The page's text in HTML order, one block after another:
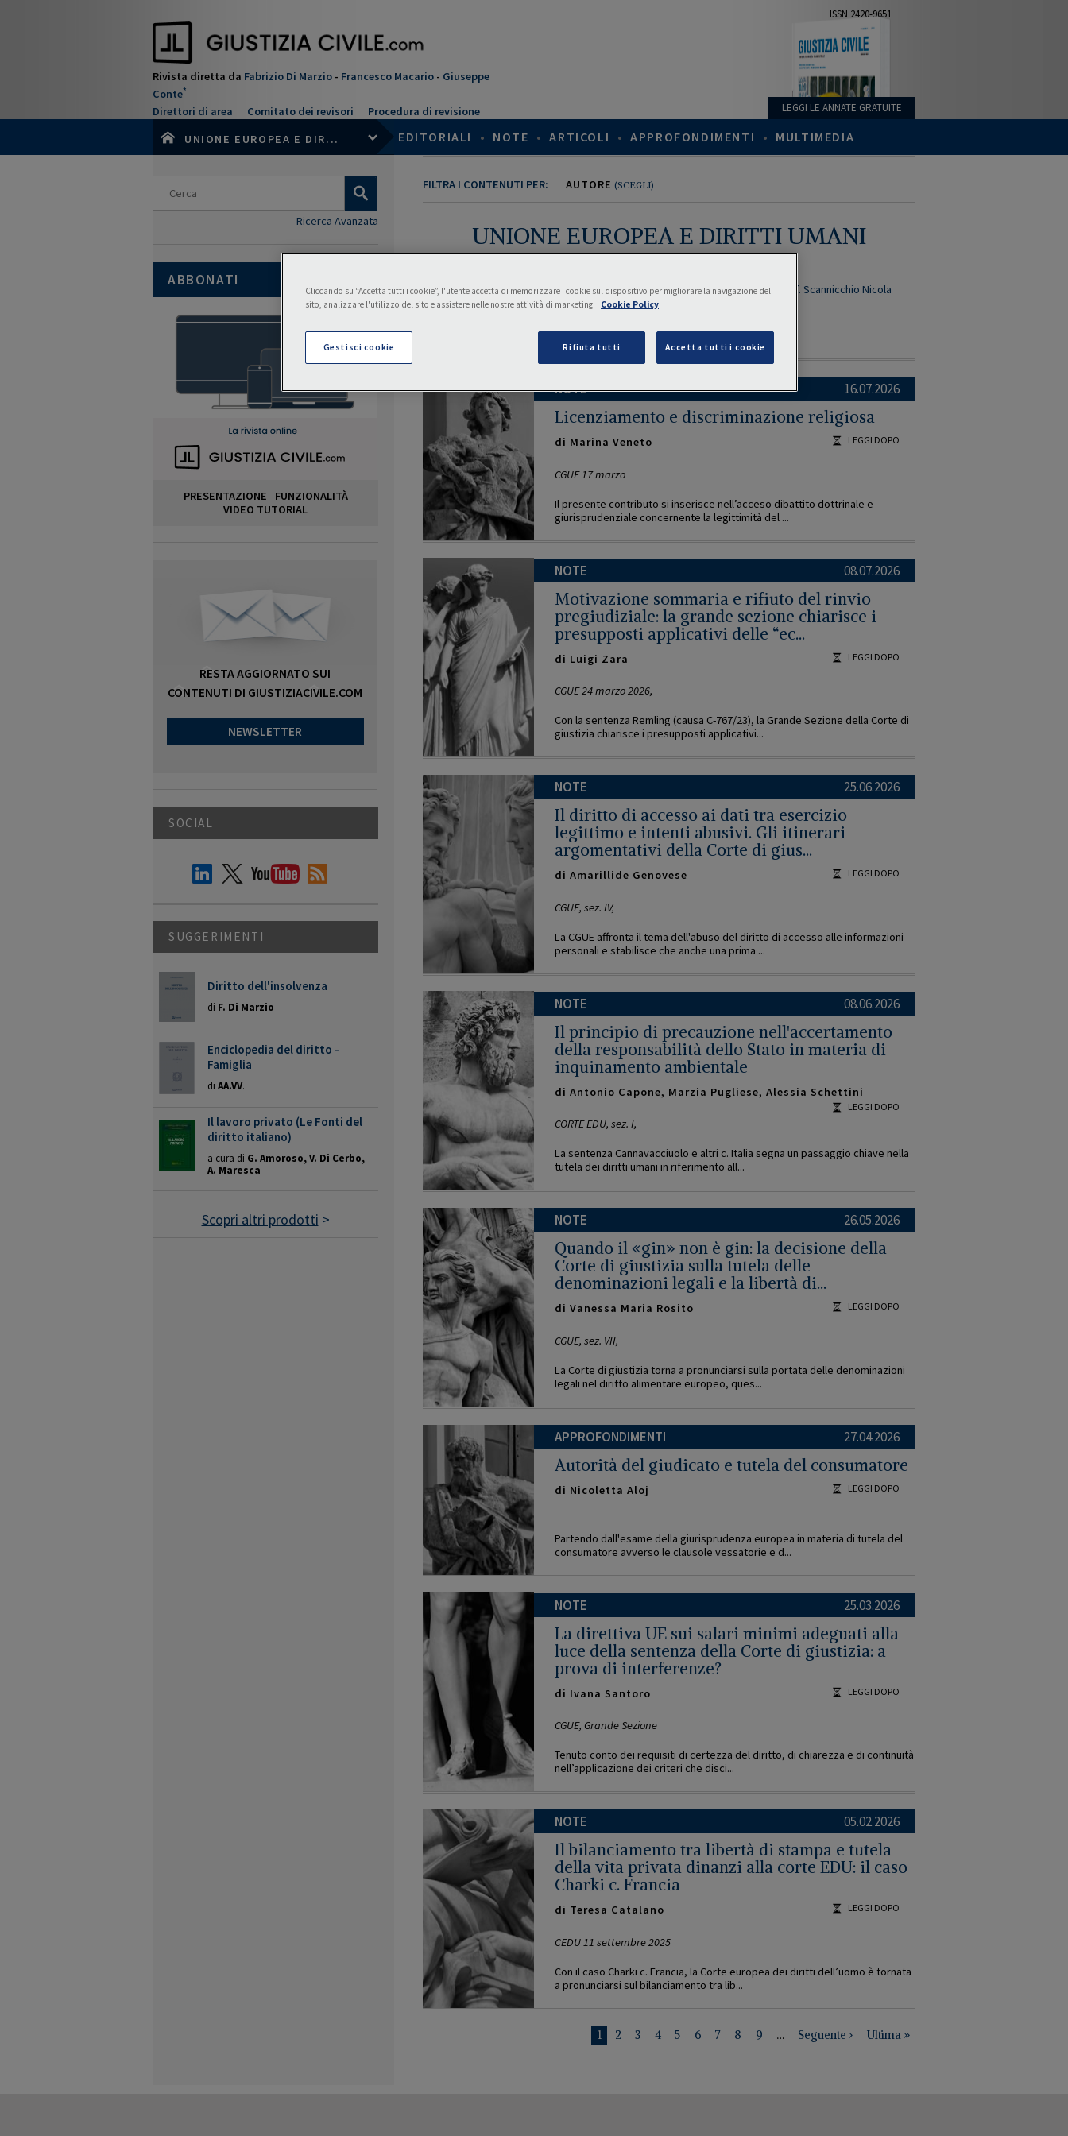
Rivista diretta da Fabrizio Di Marzio - Francesco Macario - Giuseppe
Conte*
Direttori di area Comitato dei revisori Procedura di revisione
ISSN 2420-9651
LEGGI LE ANNATE GRATUITE
UNIONE EUROPEA E DIR... EDITORIALI • NOTE • ARTICOLI • APPROFONDIMENTI • MULTIMEDIA
FILTRA I CONTENUTI PER: AUTORE (SCEGLI)
UNIONE EUROPEA E DIRITTI UMANI
Prof.ssa Canfora Irene,Prof. Iannarelli Antonio,Cons. Sabato Raffaele Prof. Scannicchio Nicola
Genovese Amarillide
NOTE 16.07.2026
Licenziamento e discriminazione religiosa
di Marina Veneto LEGGI DOPO
CGUE 17 marzo
Il presente contributo si inserisce nell’acceso dibattito dottrinale e
giurisprudenziale concernente la legittimità del ...
NOTE 08.07.2026
Motivazione sommaria e rifiuto del rinvio
pregiudiziale: la grande sezione chiarisce i
presupposti applicativi delle “ec...
di Luigi Zara LEGGI DOPO
CGUE 24 marzo 2026,
Con la sentenza Remling (causa C-767/23), la Grande Sezione della Corte di
giustizia chiarisce i presupposti applicativi...
NOTE 25.06.2026
Il diritto di accesso ai dati tra esercizio
legittimo e intenti abusivi. Gli itinerari
argomentativi della Corte di gius...
di Amarillide Genovese LEGGI DOPO
CGUE, sez. IV,
La CGUE affronta il tema dell'abuso del diritto di accesso alle informazioni
personali e stabilisce che anche una prima ...
NOTE 08.06.2026
Il principio di precauzione nell'accertamento
della responsabilità dello Stato in materia di
inquinamento ambientale
di Antonio Capone, Marzia Pugliese, Alessia Schettini
LEGGI DOPO
CORTE EDU, sez. I,
La sentenza Cannavacciuolo e altri c. Italia segna un passaggio chiave nella
tutela dei diritti umani in riferimento all...
NOTE 26.05.2026
Quando il «gin» non è gin: la decisione della
Corte di giustizia sulla tutela delle
denominazioni legali e la libertà di...
di Vanessa Maria Rosito LEGGI DOPO
CGUE, sez. VII,
La Corte di giustizia torna a pronunciarsi sulla portata delle denominazioni
legali nel diritto alimentare europeo, ques...
APPROFONDIMENTI 27.04.2026
Autorità del giudicato e tutela del consumatore
di Nicoletta Aloj LEGGI DOPO
Partendo dall'esame della giurisprudenza europea in materia di tutela del
consumatore avverso le clausole vessatorie e d...
NOTE 25.03.2026
La direttiva UE sui salari minimi adeguati alla
luce della sentenza della Corte di giustizia: a
prova di interferenze?
di Ivana Santoro LEGGI DOPO
CGUE, Grande Sezione
Tenuto conto dei requisiti di certezza del diritto, di chiarezza e di continuità
nell’applicazione dei criteri che disci...
NOTE 05.02.2026
Il bilanciamento tra libertà di stampa e tutela
della vita privata dinanzi alla corte EDU: il caso
Charki c. Francia
di Teresa Catalano LEGGI DOPO
CEDU 11 settembre 2025
Con il caso Charki c. Francia, la Corte europea dei diritti dell’uomo è tornata
a pronunciarsi sul bilanciamento tra lib...
Pagina
1 Pagina
2 Pagina
3 Pagina
4 Pagina
5 Pagina
6 Pagina
7 Pagina
8 Pagina
9 …
Pagina
Seguente ›
Ultima
Ultima »
Ricerca Avanzata
ABBONATI
PRESENTAZIONE - FUNZIONALITÀ
VIDEO TUTORIAL
RESTA AGGIORNATO SUI
CONTENUTI DI GIUSTIZIACIVILE.COM
NEWSLETTER
SOCIAL
SUGGERIMENTI
Diritto dell'insolvenza
di F. Di Marzio
Enciclopedia del diritto -
Famiglia
di AA.VV.
Il lavoro privato (Le Fonti del
diritto italiano)
a cura di G. Amoroso, V. Di Cerbo,
A. Maresca
Scopri altri prodotti >
Cliccando su “Accetta tutti i cookie”, l'utente accetta di memorizzare i cookie sul dispositivo per migliorare la navigazione del
sito, analizzare l'utilizzo del sito e assistere nelle nostre attività di marketing.
Cookie Policy
Gestisci cookie Rifiuta tutti Accetta tutti i cookie